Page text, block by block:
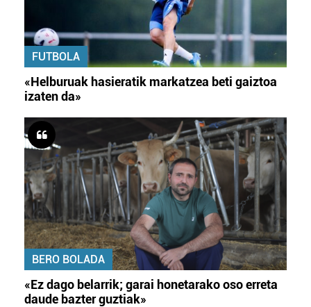
FUTBOLA
«Helburuak hasieratik markatzea beti gaiztoa
izaten da»
BERO BOLADA
«Ez dago belarrik; garai honetarako oso erreta
daude bazter guztiak»